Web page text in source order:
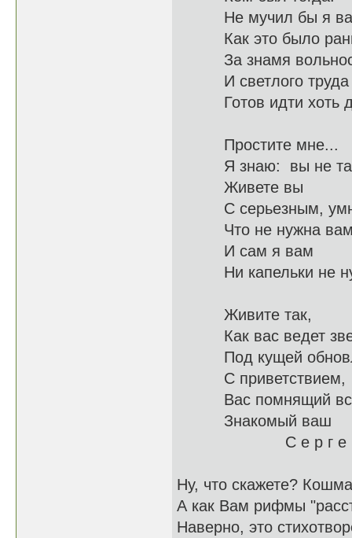
Не мучил бы я
Как это
За знамя
И
Готов идти
Простите мне...
Я знаю:
Живете вы
С
Что не
И сам я вам
Ни
Живите так,
Как вас
Под кущей
С приветствием,
Вас
Знакомый ваш
С е р г е
Ну, что скажете?
А как Вам рифмы
Наверно, это